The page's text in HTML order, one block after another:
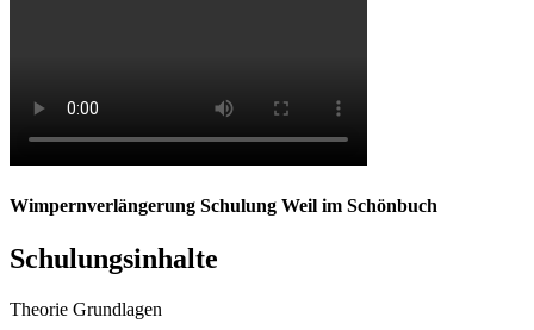
Wimpernverlängerung Schulung Weil im Schönbuch
Schulungsinhalte
Theorie Grundlagen